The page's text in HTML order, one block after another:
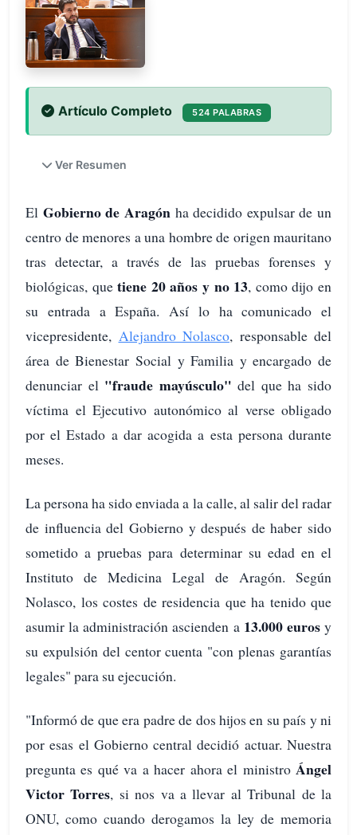
Artículo Completo 524 PALABRAS
Ver Resumen
El Gobierno de Aragónha decidido expulsar de un
centro de menores a una hombre de origen mauritano
tras detectar, a través de las pruebas forenses y
biológicas, quetiene 20 años y no 13, como dijo en
su entrada a España. Así lo ha comunicado el
vicepresidente, Alejandro Nolasco, responsable del
área de Bienestar Social y Familia y encargado de
denunciar el "fraude mayúsculo"del que ha sido
víctima el Ejecutivo autonómico al verse obligado
por el Estado a dar acogida a esta persona durante
meses.
La persona ha sido enviada a la calle, al salir del radar
de influencia del Gobierno y después de haber sido
sometido a pruebas para determinar su edad en el
Instituto de Medicina Legal de Aragón. Según
Nolasco, los costes de residencia que ha tenido que
asumir la administración ascienden a 13.000 eurosy
su expulsión del centor cuenta "con plenas garantías
legales" para su ejecución.
"Informó de que era padre de dos hijos en su país y ni
por esas el Gobierno central decidió actuar. Nuestra
pregunta es qué va a hacer ahora el ministro Ángel
Victor Torres, si nos va a llevar al Tribunal de la
ONU, como cuando derogamos la ley de memoria